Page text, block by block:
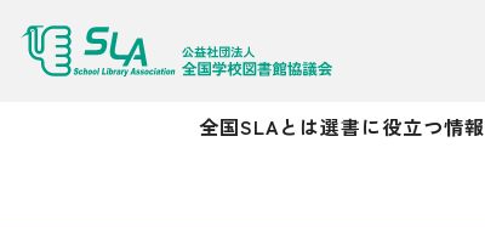
全国SLAとは選書に役立つ情報